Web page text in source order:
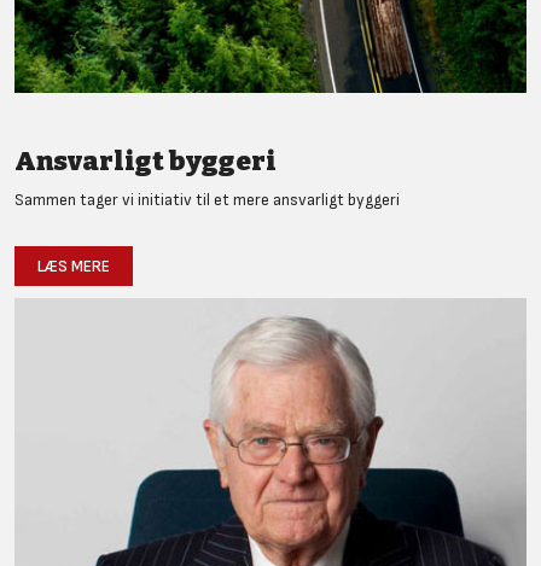
Ansvarligt byggeri
Sammen tager vi initiativ til et mere ansvarligt byggeri
LÆS MERE